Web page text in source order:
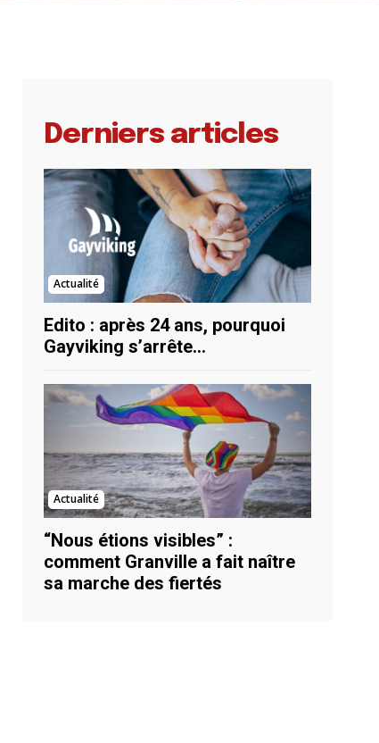
Derniers articles
Actualité
Edito : après 24 ans, pourquoi
Gayviking s’arrête…
Actualité
“Nous étions visibles” :
comment Granville a fait naître
sa marche des fiertés